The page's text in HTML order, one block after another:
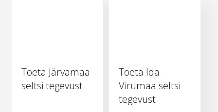
Toeta Järvamaa
seltsi tegevust
Toeta Ida-
Virumaa seltsi
tegevust